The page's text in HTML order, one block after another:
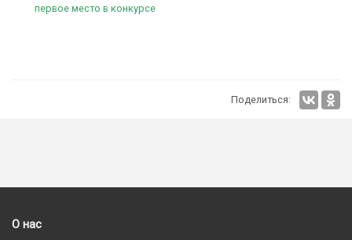
Поделиться:
О нас